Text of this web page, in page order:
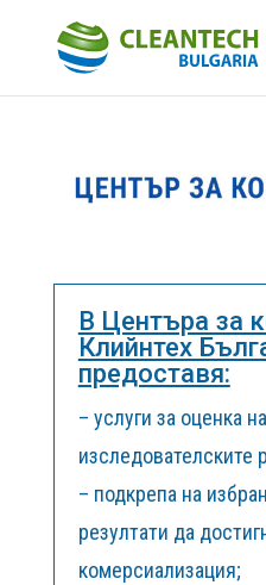
В Центъра за
Клийнтех
предоставя:
– услуги за оценка
изследователските
– подкрепа на
резултати да
комерсиализация;